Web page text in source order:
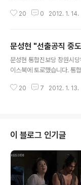
다고 합니다. 어떻게 된 건지
제를 정리해야 할 것 같네요
보류되었다고 하니... 대승
서는 스스로 링에서 내려오
고 말았는데요. 안타까운 일
20 0 2012. 1. 14.
문성현 "선출공직 중
문성현 통합진보당 창원시당
이스북에 토로했습니다. 통
는 사람으로서 책임을 통감
문제라는 입장을 말함으로
는 소신을 밝힌 셈입니다.
보로 출마한 예비후보 신분
당은 직무대행체제로 운영
그가 괴롭다고 한 심경처럼
닐 수도 있습니다만 어쨌든
20 7 2012. 1. 13.
이 블로그 인기글